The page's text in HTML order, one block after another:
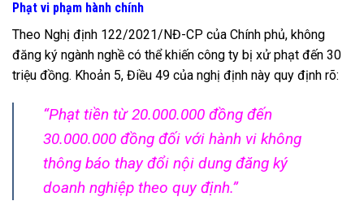
Phạt vi phạm hành chính
Theo Nghị định 122/2021/NĐ-CP của Chính phủ, không
đăng ký ngành nghề có thể khiến công ty bị xử phạt đến 30
triệu đồng. Khoản 5, Điều 49 của nghị định này quy định rõ:
“Phạt tiền từ 20.000.000 đồng đến
30.000.000 đồng đối với hành vi không
thông báo thay đổi nội dung đăng ký
doanh nghiệp theo quy định.”